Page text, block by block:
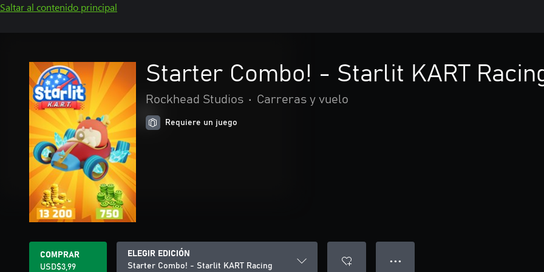
Saltar al contenido principal
Starter Combo! - Starlit KART
Rockhead Studios • Carreras y vuelo
Requiere un juego
COMPRAR
USD$3,99
ELEGIR EDICIÓN
Starter Combo! - Starlit KART Racing
● ● ●